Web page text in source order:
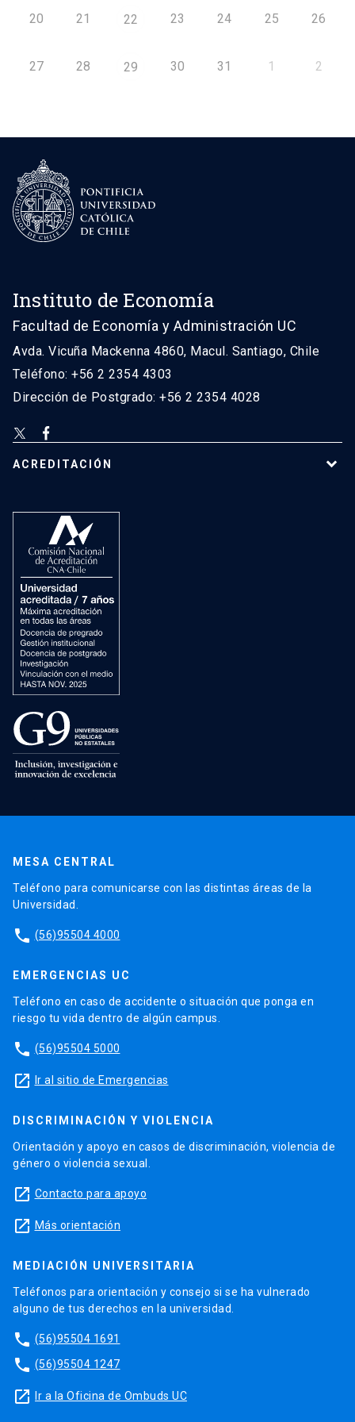
20 21 22 23 24 25 26
27 28 29 30 31 1 2
Instituto de Economía
Facultad de Economía y Administración UC
Avda. Vicuña Mackenna 4860, Macul. Santiago, Chile
Teléfono: +56 2 2354 4303
Dirección de Postgrado: +56 2 2354 4028
ACREDITACIÓN
MESA CENTRAL
Teléfono para comunicarse con las distintas áreas de la
Universidad.
phone (56)95504 4000
EMERGENCIAS UC
Teléfono en caso de accidente o situación que ponga en
riesgo tu vida dentro de algún campus.
phone (56)95504 5000
launch Ir al sitio de Emergencias
DISCRIMINACIÓN Y VIOLENCIA
Orientación y apoyo en casos de discriminación, violencia de
género o violencia sexual.
launch Contacto para apoyo
launch Más orientación
MEDIACIÓN UNIVERSITARIA
Teléfonos para orientación y consejo si se ha vulnerado
alguno de tus derechos en la universidad.
phone (56)95504 1691
phone (56)95504 1247
launch Ir a la Oficina de Ombuds UC